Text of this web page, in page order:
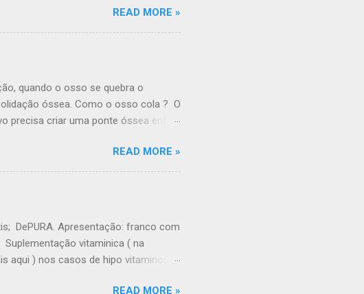
pode sentir o nervo através da
dentro do braço e na mão do lado
ele viaja através de um outro túnel
finos...
READ MORE »
quando o osso se quebra o
óssea. Como o osso cola ? O
criar uma ponte óssea entre
ósseos estejam perto uns dos
para que o osso cole. Após
certa? ( De que modo um osso
o osso no lugar devemos nós
READ MORE »
DePURA. Apresentação: franco com
vitaminica ( na
aqui ) nos casos de hipo vitaminose
READ MORE »